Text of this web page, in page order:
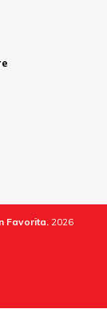
Favorita. 2026